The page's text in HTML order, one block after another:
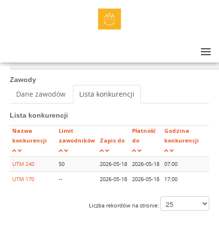
Zawody
Dane zawodów Lista konkurencji
Lista konkurencji
Nazwa
konkurencji
Limit
zawodników
Zapis do
Płatność
do
Godzina
konkurencji
UTM 240 50 2026-05-18 2026-05-18 07:00
UTM 170 -- 2026-05-18 2026-05-18 17:00
Liczba rekordów na stronie: